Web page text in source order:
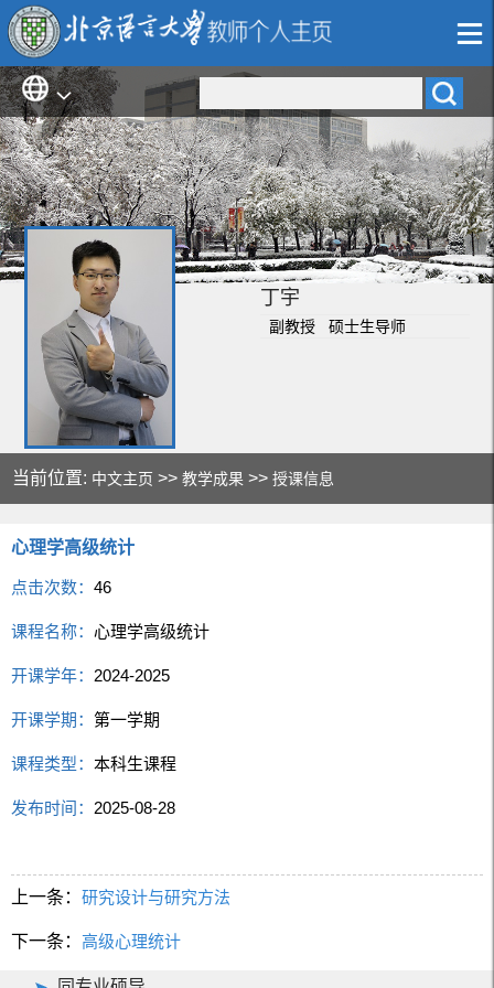
丁宇
副教授 硕士生导师
当前位置: 中文主页 >>教学成果 >>授课信息
心理学高级统计
点击次数：46
课程名称：心理学高级统计
开课学年： 2024-2025
开课学期： 第一学期
课程类型：本科生课程
发布时间： 2025-08-28
上一条：研究设计与研究方法
下一条：高级心理统计